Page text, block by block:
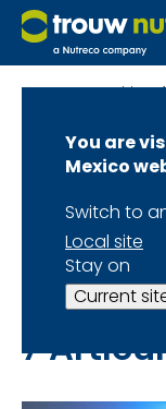
You are
Mexico
Switch to
Local site
Stay on
Current
Trouw
7